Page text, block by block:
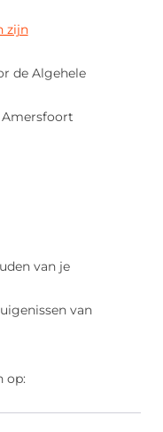
zijn
de Algehele
Amersfoort
van je
van
op: